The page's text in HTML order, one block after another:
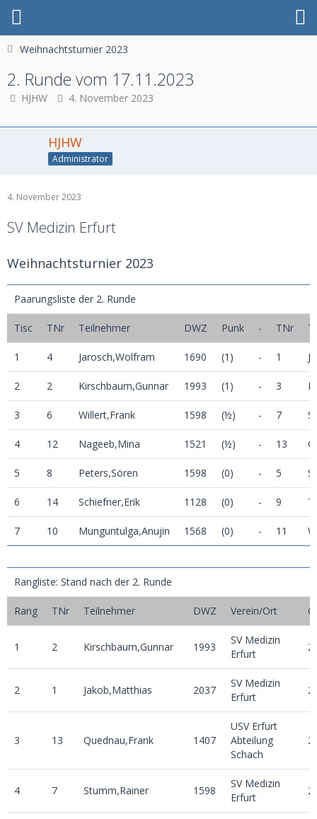
Weihnachtsturnier 2023
2. Runde vom 17.11.2023
HJHW 4. November 2023
HJHW
Administrator
4. November 2023
SV Medizin Erfurt
Weihnachtsturnier 2023
Paarungsliste der 2. Runde
Tisc TNr Teilnehmer DWZ Punk - TNr
1 4 Jarosch,Wolfram 1690 (1) - 1
2 2 Kirschbaum,Gunnar 1993 (1) - 3
3 6 Willert,Frank 1598 (½) - 7
4 12 Nageeb,Mina 1521 (½) - 13
5 8 Peters,Sören 1598 (0) - 5
6 14 Schiefner,Erik 1128 (0) - 9
7 10 Munguntulga,Anujin 1568 (0) - 11
Rangliste: Stand nach der 2. Runde
Rang TNr Teilnehmer DWZ Verein/Ort G
1 2 Kirschbaum,Gunnar 1993
SV Medizin
Erfurt
2
2 1 Jakob,Matthias 2037
SV Medizin
Erfurt
2
3 13 Quednau,Frank 1407
USV Erfurt
Abteilung
Schach
2
4 7 Stumm,Rainer 1598
SV Medizin
Erfurt
2